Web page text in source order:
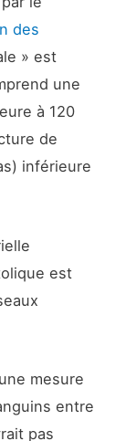
des
» est
une
à 120
de
inférieure
est
mesure
entre
pas